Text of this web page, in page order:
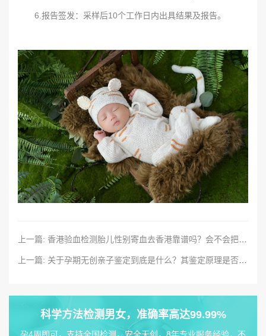
6.报告签发：采样后10个工作日内出具结果及报告。
上一篇: 香港验血检测胎儿性别寄血去香港靠谱吗？会不会把样本搞错？
上一篇: 关于孕期无创亲子鉴定到底是什么？其鉴定原理是否具备科学性？
科学方法检测男女，准确率高达99.99%